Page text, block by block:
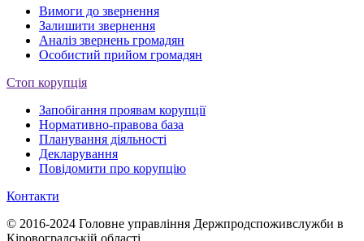
Вимоги до звернення
Залишити звернення
Аналіз звернень громадян
Особистий прийом громадян
Стоп корупція
Запобігання проявам корупції
Нормативно-правова база
Планування діяльності
Декларування
Повідомити про корупцію
Контакти
© 2016-2024 Головне управління Держпродспоживслужби в
Кіровоградській області.